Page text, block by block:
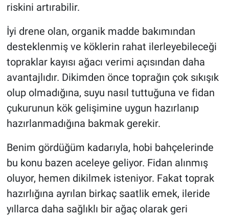
riskini artırabilir.
İyi drene olan, organik madde bakımından
desteklenmiş ve köklerin rahat ilerleyebileceği
topraklar kayısı ağacı verimi açısından daha
avantajlıdır. Dikimden önce toprağın çok sıkışık
olup olmadığına, suyu nasıl tuttuğuna ve fidan
çukurunun kök gelişimine uygun hazırlanıp
hazırlanmadığına bakmak gerekir.
Benim gördüğüm kadarıyla, hobi bahçelerinde
bu konu bazen aceleye geliyor. Fidan alınmış
oluyor, hemen dikilmek isteniyor. Fakat toprak
hazırlığına ayrılan birkaç saatlik emek, ileride
yıllarca daha sağlıklı bir ağaç olarak geri